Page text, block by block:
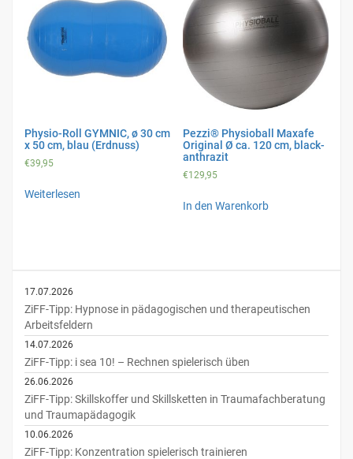
Physio-Roll GYMNIC, ø 30 cm
x 50 cm, blau (Erdnuss)
€39,95
Weiterlesen
Pezzi® Physioball Maxafe
Original Ø ca. 120 cm, black-
anthrazit
€129,95
In den Warenkorb
17.07.2026
ZiFF-Tipp: Hypnose in pädagogischen und therapeutischen
Arbeitsfeldern
14.07.2026
ZiFF-Tipp: i sea 10! – Rechnen spielerisch üben
26.06.2026
ZiFF-Tipp: Skillskoffer und Skillsketten in Traumafachberatung
und Traumapädagogik
10.06.2026
ZiFF-Tipp: Konzentration spielerisch trainieren